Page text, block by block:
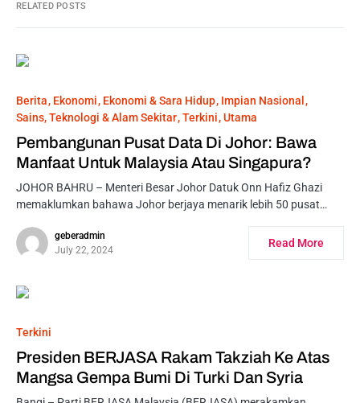
RELATED POSTS
Berita Ekonomi Ekonomi & Sara Hidup Impian Nasional
Sains, Teknologi & Alam Sekitar Terkini Utama
Pembangunan Pusat Data Di Johor: Bawa
Manfaat Untuk Malaysia Atau Singapura?
JOHOR BAHRU – Menteri Besar Johor Datuk Onn Hafiz Ghazi
memaklumkan bahawa Johor berjaya menarik lebih 50 pusat…
geberadmin
July 22, 2024
Read More
Terkini
Presiden BERJASA Rakam Takziah Ke Atas
Mangsa Gempa Bumi Di Turki Dan Syria